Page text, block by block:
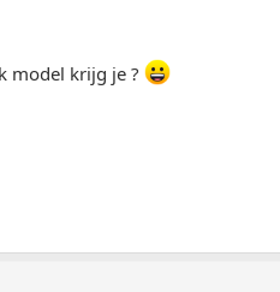
model krijg je ?